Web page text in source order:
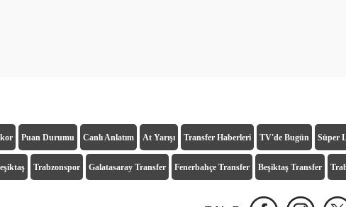
Puan Durumu Canlı Anlatım At Yarışı Transfer Haberleri TV'de Bugün Süper
Trabzonspor Galatasaray Transfer Fenerbahçe Transfer Beşiktaş Transfer